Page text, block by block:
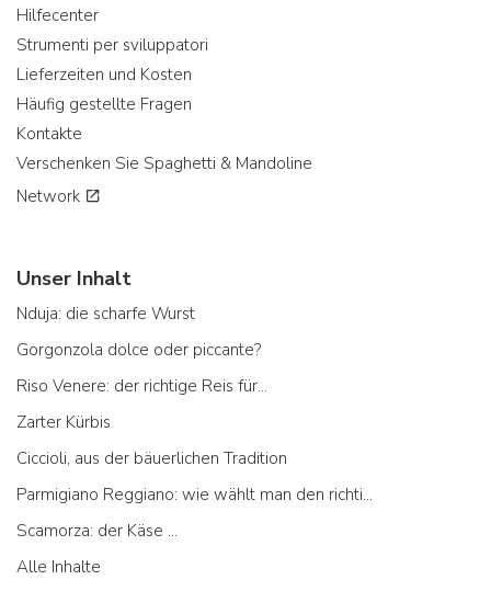
Hilfecenter
Strumenti per sviluppatori
Lieferzeiten und Kosten
Häufig gestellte Fragen
Kontakte
Verschenken Sie Spaghetti & Mandoline
Network
Unser Inhalt
Nduja: die scharfe Wurst
Gorgonzola dolce oder piccante?
Riso Venere: der richtige Reis für...
Zarter Kürbis
Ciccioli, aus der bäuerlichen Tradition
Parmigiano Reggiano: wie wählt man den richtigen aus
Scamorza: der Käse ...
Alle Inhalte